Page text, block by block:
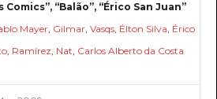
Comics”, “Balão”, “Érico San Juan”
Mayer, Gilmar, Vasqs, Élton Silva, Érico
, Ramírez, Nat, Carlos Alberto da Costa